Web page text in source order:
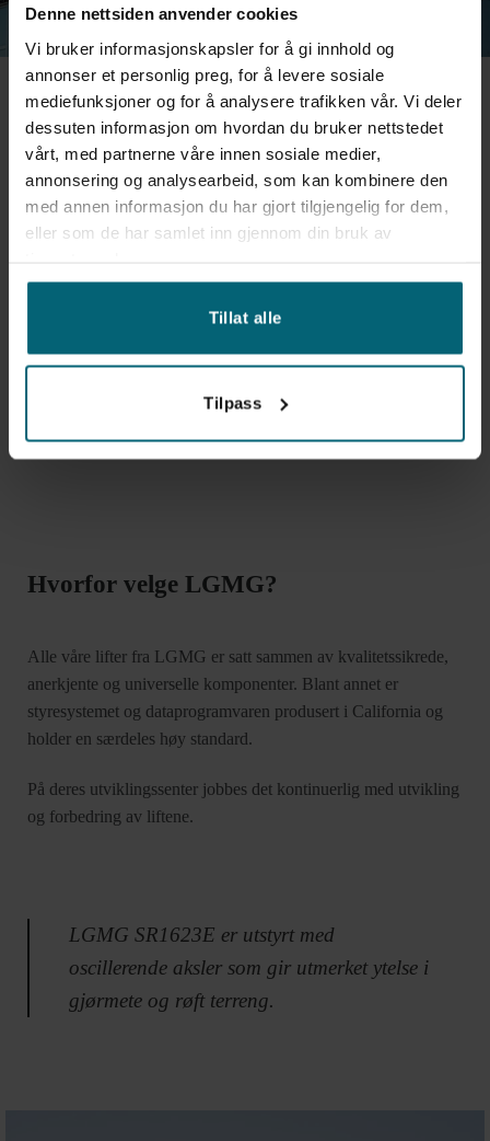
Denne nettsiden anvender cookies
Vi bruker informasjonskapsler for å gi innhold og
annonser et personlig preg, for å levere sosiale
mediefunksjoner og for å analysere trafikken vår. Vi deler
dessuten informasjon om hvordan du bruker nettstedet
vårt, med partnerne våre innen sosiale medier,
annonsering og analysearbeid, som kan kombinere den
med annen informasjon du har gjort tilgjengelig for dem,
eller som de har samlet inn gjennom din bruk av
Tillat alle
Tilpass
Er du flåtekunde eller utleiefirma?
Prisene vi opererer med på våre nettsider er en angitt
sluttkunde pris. Utleieselskaper og andre flåtekunder har
Ta kontakt med oss for et godt tilbud!
Send forespørsel
Hvorfor velge LGMG?
Alle våre lifter fra LGMG er satt sammen av kvalitetssikrede,
anerkjente og universelle komponenter. Blant annet er
styresystemet og dataprogramvaren produsert i California og
holder en særdeles høy standard.
På deres utviklingssenter jobbes det kontinuerlig med utvikling
og forbedring av liftene.
LGMG SR1623E er utstyrt med
oscillerende aksler som gir utmerket ytelse i
gjørmete og røft terreng.